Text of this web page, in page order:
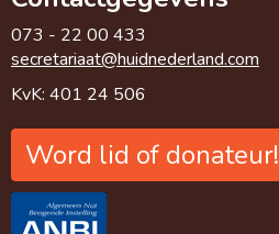
073 - 22 00 433
taairaterces@huidnederland.com
KvK: 401 24 506
Word lid of donateur!